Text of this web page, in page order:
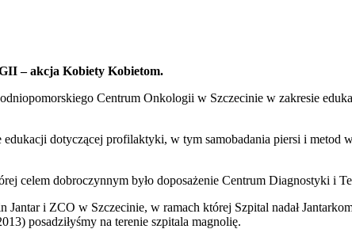
– akcja Kobiety Kobietom.
Centrum Onkologii w Szczecinie w zakresie
dotyczącej profilaktyki, w tym samobadania piersi i metod
celem dobroczynnym było doposażenie Centrum Diagnostyki i
i ZCO w Szczecinie, w ramach której Szpital nadał
posadziłyśmy na terenie szpitala magnolię.